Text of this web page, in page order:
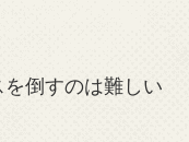
倒すのは難しい